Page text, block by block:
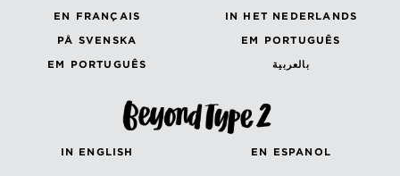
EN FRANÇAIS
IN HET NEDERLANDS
PÅ SVENSKA
EM PORTUGUÊS
EM PORTUGUÊS
بالعربية
IN ENGLISH EN ESPANOL